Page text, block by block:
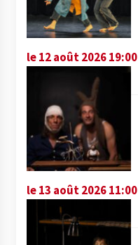
le 12 août 2026 19:00
le 13 août 2026 11:00